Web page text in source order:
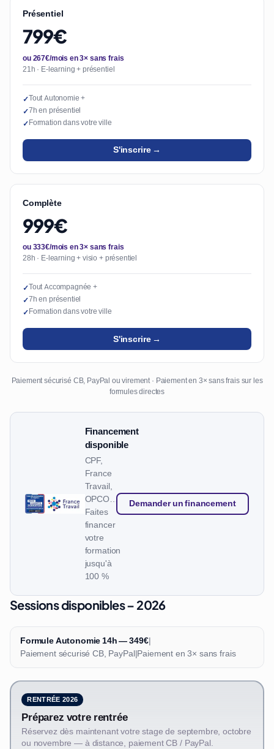
Présentiel
799€
ou 267€/mois en 3× sans frais
21h · E-learning + présentiel
✓Tout Autonomie +
✓7h en présentiel
✓Formation dans votre ville
S'inscrire →
Complète
999€
ou 333€/mois en 3× sans frais
28h · E-learning + visio + présentiel
✓Tout Accompagnée +
✓7h en présentiel
✓Formation dans votre ville
S'inscrire →
Paiement sécurisé CB, PayPal ou virement · Paiement en 3× sans frais sur les
formules directes
Financement
disponible
CPF,
France
Travail,
OPCO…
Faites
financer
votre
formation
jusqu'à
100 %
Demander un financement
Sessions disponibles – 2026
Formule Autonomie 14h — 349€|
Paiement sécurisé CB, PayPal|Paiement en 3× sans frais
RENTRÉE 2026
Préparez votre rentrée
Réservez dès maintenant votre stage de septembre, octobre
ou novembre — à distance, paiement CB / PayPal.